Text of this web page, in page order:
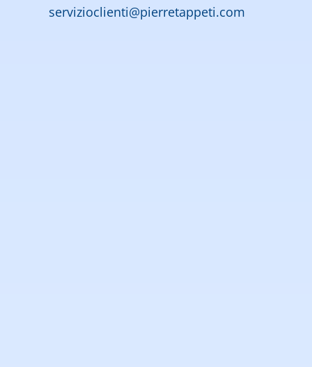
servizioclienti@pierretappeti.com